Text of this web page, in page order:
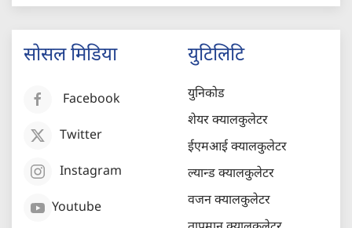
सोसल मिडिया
Facebook
Twitter
Instagram
Youtube
युटिलिटि
युनिकोड
शेयर क्यालकुलेटर
ईएमआई क्यालकुलेटर
ल्यान्ड क्यालकुलेटर
वजन क्यालकुलेटर